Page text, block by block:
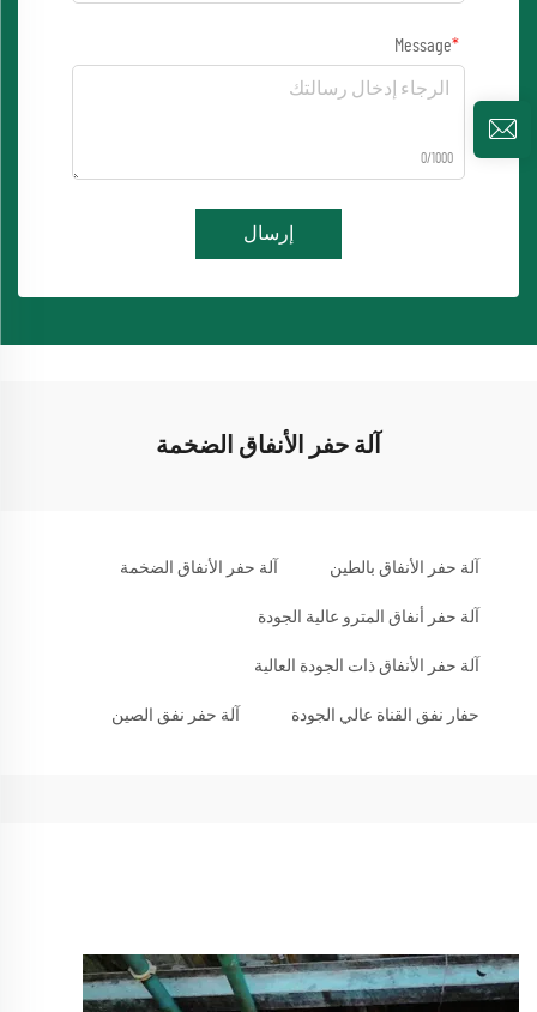
Message
0/1000
إرسال
آلة حفر الأنفاق الضخمة
آلة حفر الأنفاق بالطين آلة حفر الأنفاق الضخمة
آلة حفر أنفاق المترو عالية الجودة
آلة حفر الأنفاق ذات الجودة العالية
حفار نفق القناة عالي الجودة آلة حفر نفق الصين